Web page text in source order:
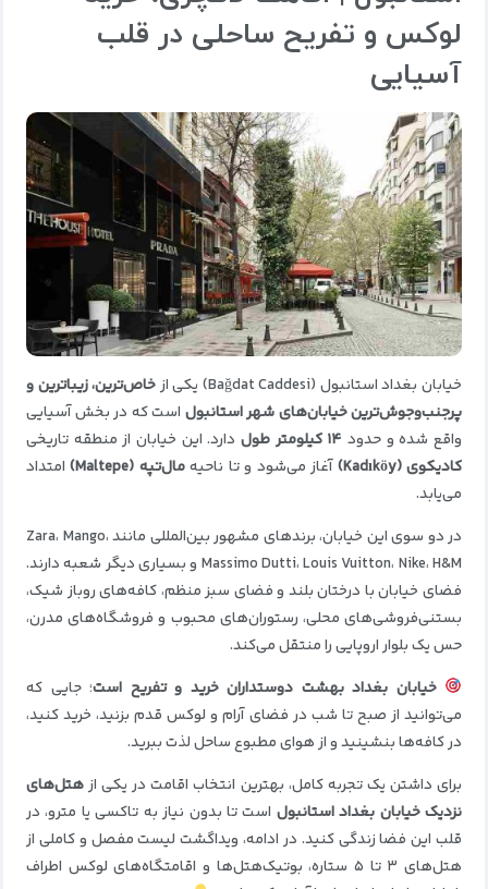
لوکس و تفریح ساحلی در قلب
آسیایی
خیابان بغداد استانبول (Bağdat Caddesi) یکی از
خاص‌ترین، زیباترین و
پرجنب‌وجوش‌ترین خیابان‌های شهر استانبول است که در بخش آسیایی
واقع شده و حدود ۱۴ کیلومتر طول
دارد. این خیابان از منطقه تاریخی
کادیکوی (Kadıköy)
آغاز می‌شود و تا ناحیهمال‌تپه (Maltepe)
امتداد
می‌یابد.
در دو سوی این خیابان، برندهای مشهور بین‌المللی مانند Zara، Mango،
Massimo Dutti، Louis Vuitton، Nike، H&M و بسیاری دیگر شعبه دارند.
فضای خیابان با درختان بلند و فضای سبز منظم، کافه‌های روباز شیک،
بستنی‌فروشی‌های محلی، رستوران‌های محبوب و فروشگاه‌های مدرن،
حس یک بلوار اروپایی را منتقل می‌کند.
خیابان بغداد بهشت دوستداران خرید و تفریح است؛ جایی که
می‌توانید از صبح تا شب در فضای آرام و لوکس قدم بزنید، خرید کنید،
در کافه‌ها بنشینید و از هوای مطبوع ساحل لذت ببرید.
برای داشتن یک تجربه کامل، بهترین انتخاب اقامت در یکی ازهتل‌های
نزدیک خیابان بغداد استانبول است تا بدون نیاز به تاکسی یا مترو، در
قلب این فضا زندگی کنید. در ادامه، ویداگشت لیست مفصل و کاملی از
هتل‌های ۳ تا ۵ ستاره، بوتیک‌هتل‌ها و اقامتگاه‌های لوکس اطراف